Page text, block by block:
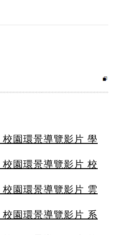
園環景導覽影片 學
園環景導覽影片 校
園環景導覽影片 雲
園環景導覽影片 系